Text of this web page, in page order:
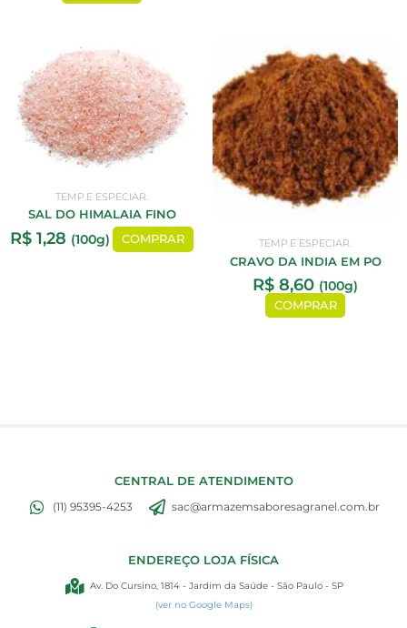
TEMP.E ESPECIAR.
SAL DO HIMALAIA FINO
R$ 1,28 (100g) COMPRAR TEMP.E ESPECIAR.
CRAVO DA INDIA EM PO
R$ 8,60 (100g)
COMPRAR
CENTRAL DE ATENDIMENTO
(11) 95395-4253 sac@armazemsaboresagranel.com.br
ENDEREÇO LOJA FÍSICA
Av. Do Cursino, 1814 - Jardim da Saúde - São Paulo - SP
(ver no Google Maps)